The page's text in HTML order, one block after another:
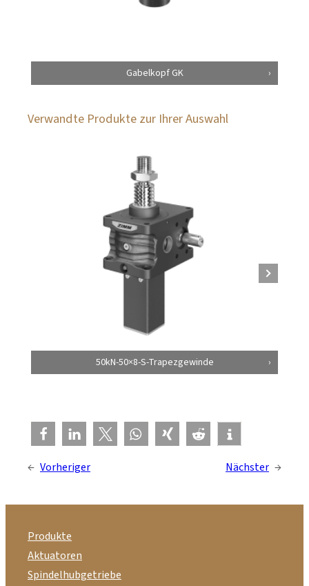
Gabelkopf GK
Verwandte Produkte zur Ihrer Auswahl
50kN-50×8-S-Trapezgewinde
← Vorheriger Nächster →
Produkte
Aktuatoren
Spindelhubgetriebe